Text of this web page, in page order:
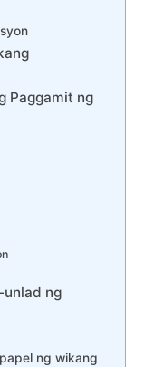
Paggamit ng
unlad ng
ng wikang